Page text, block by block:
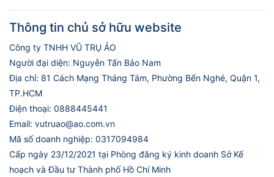
Thông tin chủ sở hữu website
Công ty TNHH VŨ TRỤ ẢO
Người đại diện: Nguyễn Tấn Bảo Nam
Địa chỉ: 81 Cách Mạng Tháng Tám, Phường Bến Nghé, Quận 1,
TP.HCM
Điện thoại: 0888445441
Email: vutruao@ao.com.vn
Mã số doanh nghiệp: 0317094984
Cấp ngày 23/12/2021 tại Phòng đăng ký kinh doanh Sở Kế
hoạch và Đầu tư Thành phố Hồ Chí Minh